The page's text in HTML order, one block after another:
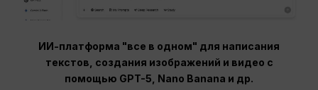
ИИ-платформа "все в одном" для написания
текстов, создания изображений и видео с
помощью GPT-5, Nano Banana и др.